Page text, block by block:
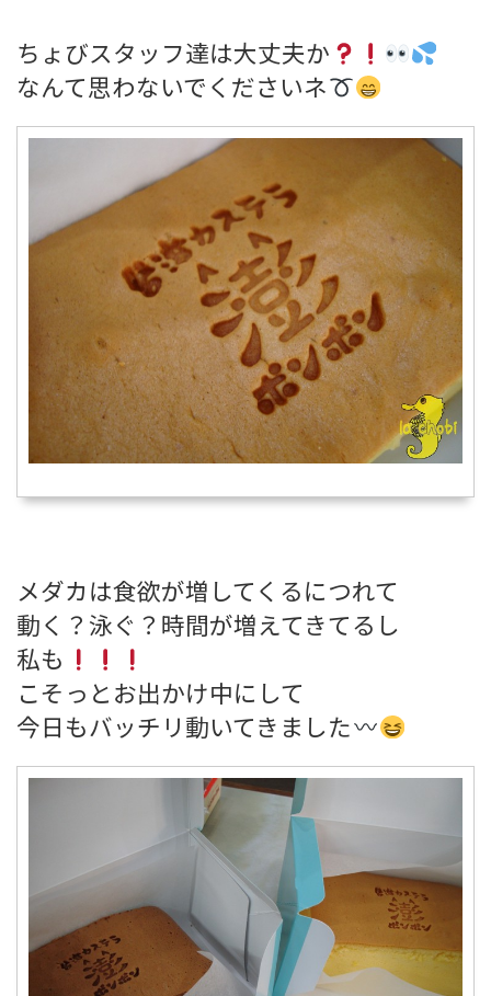
ちょびスタッフ達は大丈夫か
なんて思わないでくださいネ
メダカは食欲が増してくるにつれて
動く？泳ぐ？時間が増えてきてるし
私も
こそっとお出かけ中にして
今日もバッチリ動いてきました